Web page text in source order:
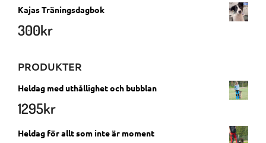
Kajas Träningsdagbok
300kr
PRODUKTER
Heldag med uthållighet och bubblan
1295kr
Heldag för allt som inte är moment